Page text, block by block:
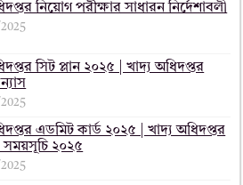
নিয়োগ পরীক্ষার সাধারন নির্দেশাবলী
সিট প্লান ২০২৫ | খাদ্য অধিদপ্তর
এডমিট কার্ড ২০২৫ | খাদ্য অধিদপ্তর
সময়সূচি ২০২৫